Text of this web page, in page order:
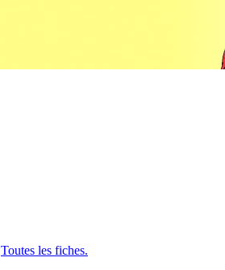
Toutes les fiches.